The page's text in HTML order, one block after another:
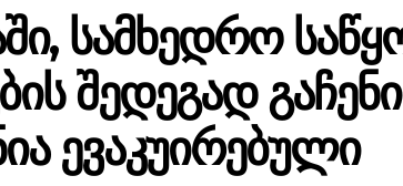
ᲡᲐᲛᲮᲔᲓᲠᲝ
ᲨᲔᲓᲔᲒᲐᲓ
ᲔᲕᲐᲙᲣᲘᲠᲔᲑᲣᲚᲘ